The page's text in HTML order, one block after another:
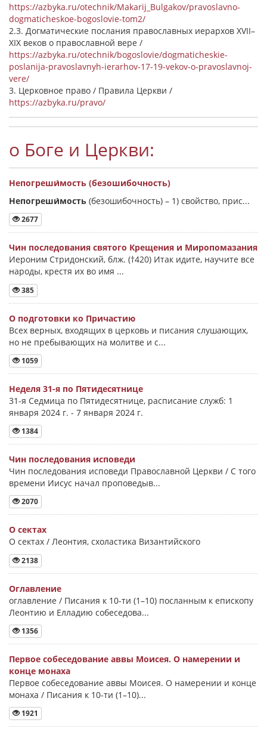
https://azbyka.ru/otechnik/Makarij_Bulgakov/pravoslavno-
dogmaticheskoe-bogoslovie-tom2/
2.3. Догматические послания православных иерархов XVII–
XIX веков о православной вере /
https://azbyka.ru/otechnik/bogoslovie/dogmaticheskie-
poslanija-pravoslavnyh-ierarhov-17-19-vekov-o-pravoslavnoj-
vere/
3. Церковное право / Правила Церкви /
https://azbyka.ru/pravo/
о Боге и Церкви:
Непогреши́мость (безошибочность)
Непогреши́мость (безошибочность) – 1) свойство, прис...
2677
Чин последования святого Крещения и Миропомазания
Иероним Стридонский, блж. (†420) Итак идите, научите все
народы, крестя их во имя ...
385
О подготовки ко Причастию
Всех верных, входящих в церковь и писания слушающих,
но не пребывающих на молитве и с...
1059
Неделя 31-я по Пятидесятнице
31-я Седмица по Пятидесятнице, расписание служб: 1
января 2024 г. - 7 января 2024 г.
1384
Чин последования исповеди
Чин последования исповеди Православной Церкви / С того
времени Иисус начал проповедыв...
2070
О сектах
О сектах / Леонтия, схоластика Византийского
2138
Оглавление
оглавление / Писания к 10-ти (1–10) посланным к епископу
Леонтию и Елладию собеседова...
1356
Первое собеседование аввы Моисея. О намерении и
конце монаха
Первое собеседование аввы Моисея. О намерении и конце
монаха / Писания к 10-ти (1–10)...
1921